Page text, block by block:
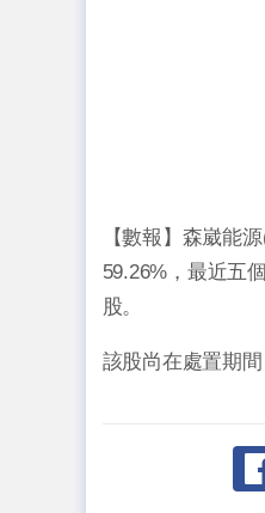
【數報】森崴能
59.26%，最近五
股。
該股尚在處置期